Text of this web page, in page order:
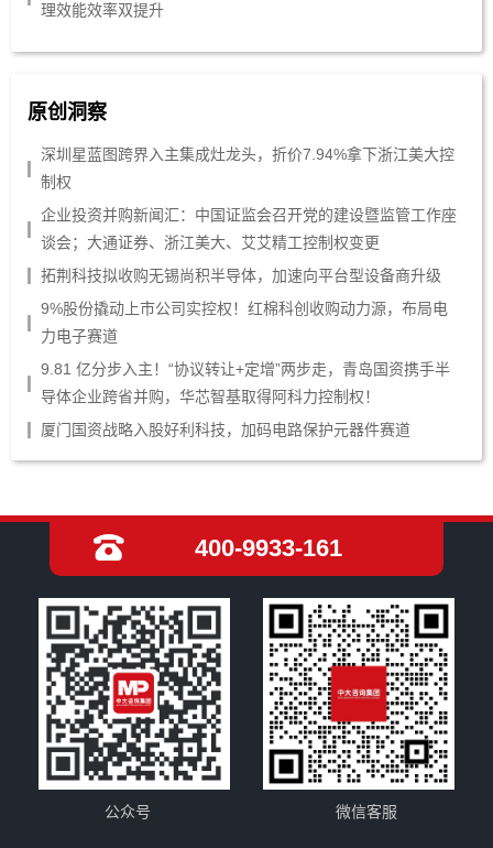
理效能效率双提升
原创洞察
深圳星蓝图跨界入主集成灶龙头，折价7.94%拿下浙江美大控
制权
企业投资并购新闻汇：中国证监会召开党的建设暨监管工作座
谈会；大通证券、浙江美大、艾艾精工控制权变更
拓荆科技拟收购无锡尚积半导体，加速向平台型设备商升级
9%股份撬动上市公司实控权！红棉科创收购动力源，布局电
力电子赛道
9.81 亿分步入主！“协议转让+定增”两步走，青岛国资携手半
导体企业跨省并购，华芯智基取得阿科力控制权！
厦门国资战略入股好利科技，加码电路保护元器件赛道
400-9933-161
公众号 微信客服